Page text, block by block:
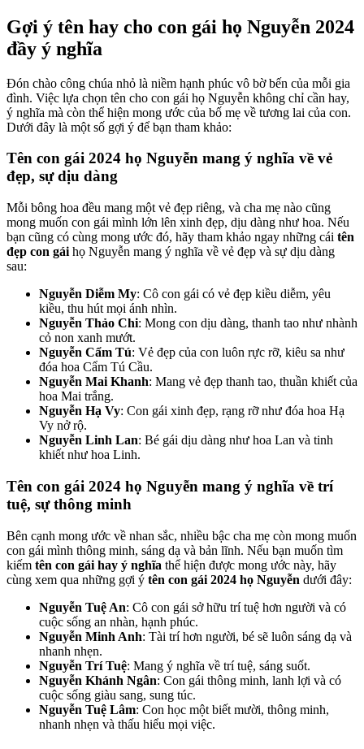
Gợi ý tên hay cho con gái họ Nguyễn 2024
đầy ý nghĩa
Đón chào công chúa nhỏ là niềm hạnh phúc vô bờ bến của mỗi gia
đình. Việc lựa chọn tên cho con gái họ Nguyễn không chỉ cần hay,
ý nghĩa mà còn thể hiện mong ước của bố mẹ về tương lai của con.
Dưới đây là một số gợi ý để bạn tham khảo:
Tên con gái 2024 họ Nguyễn mang ý nghĩa về vẻ
đẹp, sự dịu dàng
Mỗi bông hoa đều mang một vẻ đẹp riêng, và cha mẹ nào cũng
mong muốn con gái mình lớn lên xinh đẹp, dịu dàng như hoa. Nếu
bạn cũng có cùng mong ước đó, hãy tham khảo ngay những cái tên
đẹp con gái họ Nguyễn mang ý nghĩa về vẻ đẹp và sự dịu dàng
sau:
Nguyễn Diễm My: Cô con gái có vẻ đẹp kiều diễm, yêu
kiều, thu hút mọi ánh nhìn.
Nguyễn Thảo Chi: Mong con dịu dàng, thanh tao như nhành
cỏ non xanh mướt.
Nguyễn Cẩm Tú: Vẻ đẹp của con luôn rực rỡ, kiêu sa như
đóa hoa Cẩm Tú Cầu.
Nguyễn Mai Khanh: Mang vẻ đẹp thanh tao, thuần khiết của
hoa Mai trắng.
Nguyễn Hạ Vy: Con gái xinh đẹp, rạng rỡ như đóa hoa Hạ
Vy nở rộ.
Nguyễn Linh Lan: Bé gái dịu dàng như hoa Lan và tinh
khiết như hoa Linh.
Tên con gái 2024 họ Nguyễn mang ý nghĩa về trí
tuệ, sự thông minh
Bên cạnh mong ước về nhan sắc, nhiều bậc cha mẹ còn mong muốn
con gái mình thông minh, sáng dạ và bản lĩnh. Nếu bạn muốn tìm
kiếm tên con gái hay ý nghĩa thể hiện được mong ước này, hãy
cùng xem qua những gợi ý tên con gái 2024 họ Nguyễn dưới đây:
Nguyễn Tuệ An: Cô con gái sở hữu trí tuệ hơn người và có
cuộc sống an nhàn, hạnh phúc.
Nguyễn Minh Anh: Tài trí hơn người, bé sẽ luôn sáng dạ và
nhanh nhẹn.
Nguyễn Trí Tuệ: Mang ý nghĩa về trí tuệ, sáng suốt.
Nguyễn Khánh Ngân: Con gái thông minh, lanh lợi và có
cuộc sống giàu sang, sung túc.
Nguyễn Tuệ Lâm: Con học một biết mười, thông minh,
nhanh nhẹn và thấu hiểu mọi việc.